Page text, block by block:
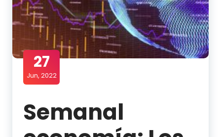
27
Jun, 2022
Semanal